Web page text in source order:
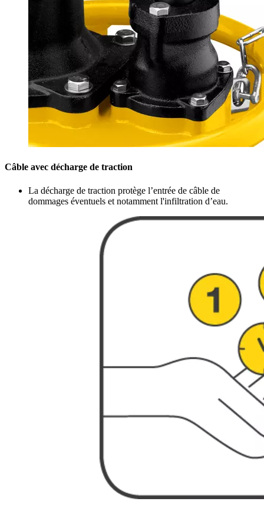
Câble avec décharge de traction
La décharge de traction protège l’entrée de câble de
dommages éventuels et notamment l'infiltration d’eau.